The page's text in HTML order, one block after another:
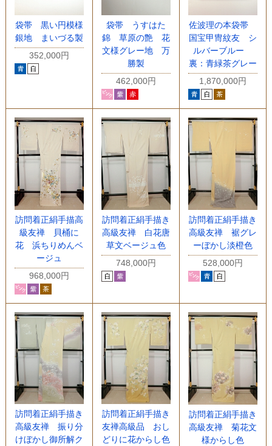
袋帯 黒い円模様
銀地 まいづる製
352,000円
袋帯 うすはた
錦 草原の艶 花
文様グレー地 万
勝製
462,000円
佐波理の本袋帯
国宝甲冑紋友 シ
ルバーブルー
裏：青緑茶グレー
1,870,000円
訪問着正絹手描高
級友禅 貝桶に
花 浜ちりめんベ
ージュ
968,000円
訪問着正絹手描き
高級友禅 白花唐
草文ベージュ色
748,000円
訪問着正絹手描き
高級友禅 裾グレ
ーぼかし淡橙色
528,000円
訪問着正絹手描き
高級友禅 振り分
けぼかし御所解ク
訪問着正絹手描き
友禅高級品 おし
どりに花からし色
訪問着正絹手描き
高級友禅 菊花文
様からし色